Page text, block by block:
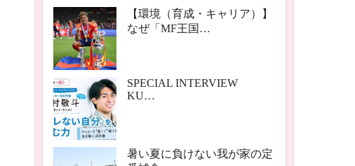
【環境（育成・キャリア）】
なぜ「MF王国…
SPECIAL INTERVIEW
KU…
暑い夏に負けない我が家の定